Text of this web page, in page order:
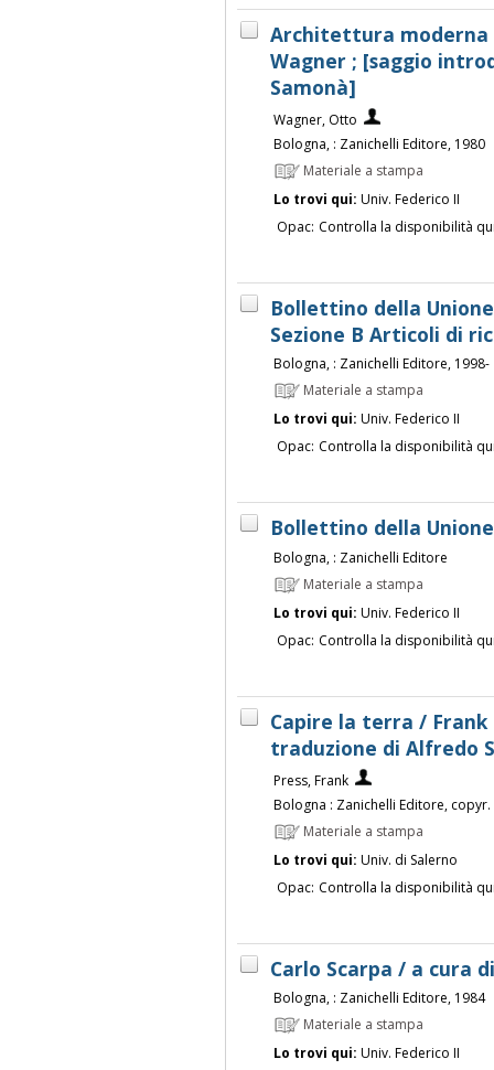
Architettura
Wagner ; [saggio
Samonà]
Wagner, Otto
Bologna, : Zanichelli Editore, 1980
Materiale a stampa
Lo trovi qui: Univ. Federico II
Opac: Controlla la disponibilità
Bollettino della
Sezione B Articoli di
Bologna, : Zanichelli Editore, 1998-
Materiale a stampa
Lo trovi qui: Univ. Federico II
Opac: Controlla la disponibilità
Bollettino della
Bologna, : Zanichelli Editore
Materiale a stampa
Lo trovi qui: Univ. Federico II
Opac: Controlla la disponibilità
Capire la terra / Frank
traduzione di Alfredo
Press, Frank
Bologna : Zanichelli Editore, copyr.
Materiale a stampa
Lo trovi qui: Univ. di Salerno
Opac: Controlla la disponibilità
Carlo Scarpa / a cura
Bologna, : Zanichelli Editore, 1984
Materiale a stampa
Lo trovi qui: Univ. Federico II